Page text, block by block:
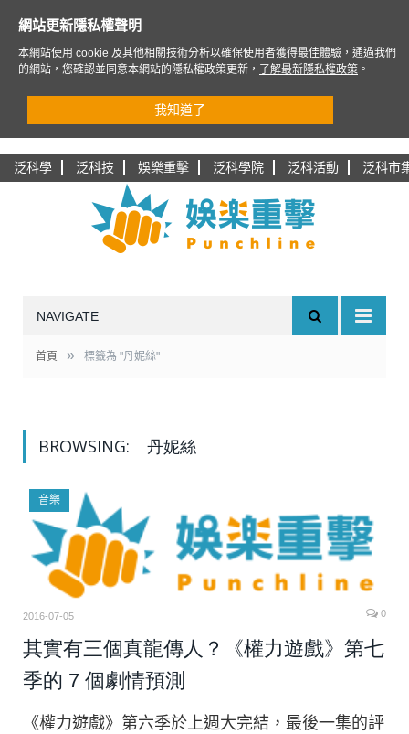
泛科學 泛科技 娛樂重擊 泛科學院 泛科活動 泛科市
NAVIGATE
首頁 » 標籤為 "丹妮絲"
BROWSING: 丹妮絲
音樂
2016-07-05 0
其實有三個真龍傳人？《權力遊戲》第七
季的 7 個劇情預測
《權力遊戲》第六季於上週大完結，最後一集的評
網站更新隱私權聲明
本網站使用 cookie 及其他相關技術分析以確保使用者獲得最佳體驗，通過我們
的網站，您確認並同意本網站的隱私權政策更新，
了解最新隱私權政策 。
我知道了